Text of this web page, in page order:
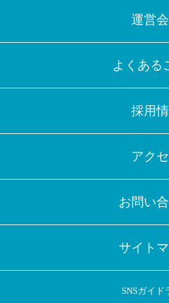
運営
よくある
採用
アク
お問い
サイト
SNSガイド